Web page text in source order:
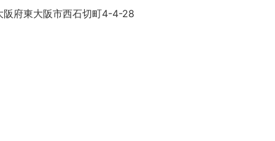
阪府東大阪市西石切町4-4-28